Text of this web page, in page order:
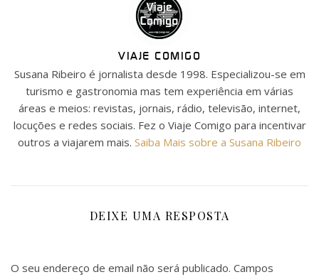
VIAJE COMIGO
Susana Ribeiro é jornalista desde 1998. Especializou-se em
turismo e gastronomia mas tem experiência em várias
áreas e meios: revistas, jornais, rádio, televisão, internet,
locuções e redes sociais. Fez o Viaje Comigo para incentivar
outros a viajarem mais. Saiba Mais sobre a Susana Ribeiro
DEIXE UMA RESPOSTA
O seu endereço de email não será publicado. Campos